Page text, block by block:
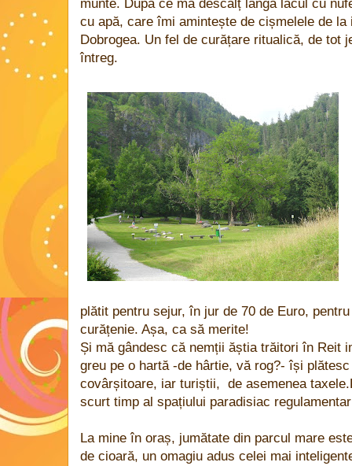
munte. După ce mă descalț lângă lacul cu
cu apă, care îmi amintește de cișmelele de la
Dobrogea. Un fel de curățare ritualică, de tot
întreg.
plătit pentru sejur, în jur de 70 de Euro,
curățenie. Așa, ca să merite!
Și mă gândesc că nemții ăștia trăitori în Reit
greu pe o hartă -de hârtie, vă rog?- își
covârșitoare, iar turiștii, de asemenea
scurt timp al spațiului paradisiac
La mine în oraș, jumătate din parcul mare
de cioară, un omagiu adus celei mai